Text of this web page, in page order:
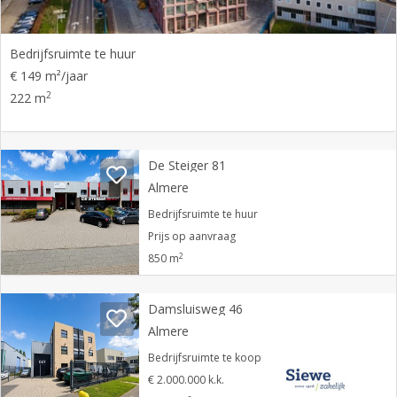
Bedrijfsruimte te huur
€ 149 m²/jaar
222 m2
De Steiger 81
Almere
Bedrijfsruimte te huur
Prijs op aanvraag
850 m2
Damsluisweg 46
Almere
Bedrijfsruimte te koop
€ 2.000.000 k.k.